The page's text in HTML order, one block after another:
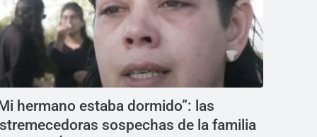
hermano estaba dormido”: las
sospechas de la familia